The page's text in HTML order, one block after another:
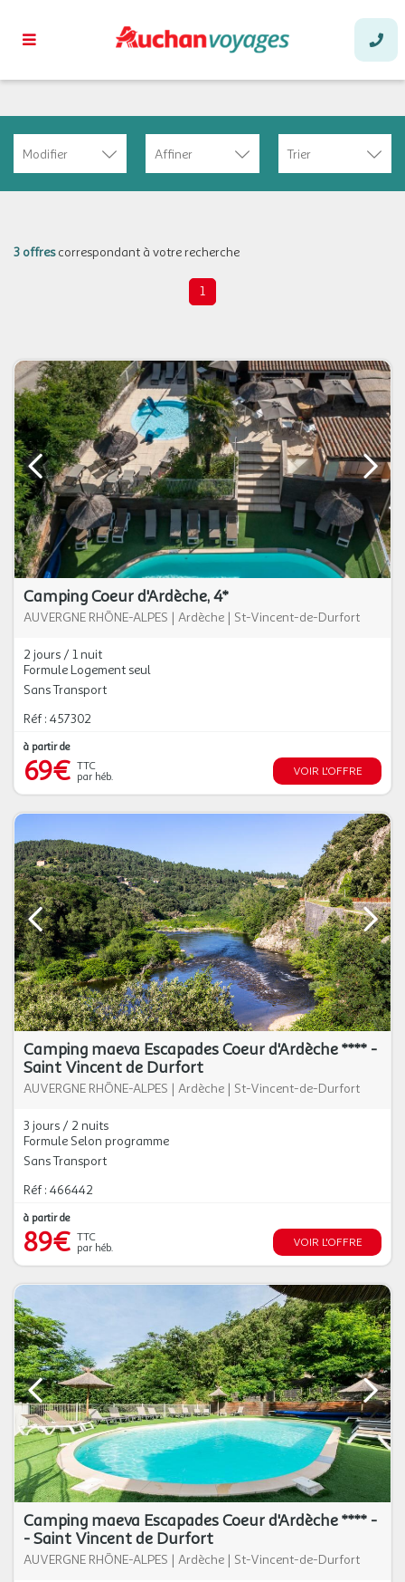
Modifier Affiner Trier
3 offrescorrespondant à votre recherche
1
Camping Coeur d'Ardèche, 4*
AUVERGNE RHÔNE-ALPES | Ardèche | St-Vincent-de-Durfort
2 jours / 1 nuit
Formule Logement seul
Sans Transport
Réf : 457302
à partir de
69€ TTC
par héb.
VOIR L'OFFRE
Camping maeva Escapades Coeur d'Ardèche **** -
Saint Vincent de Durfort
AUVERGNE RHÔNE-ALPES | Ardèche | St-Vincent-de-Durfort
3 jours / 2 nuits
Formule Selon programme
Sans Transport
Réf : 466442
à partir de
89€ TTC
par héb.
VOIR L'OFFRE
Camping maeva Escapades Coeur d'Ardèche **** -
- Saint Vincent de Durfort
AUVERGNE RHÔNE-ALPES | Ardèche | St-Vincent-de-Durfort